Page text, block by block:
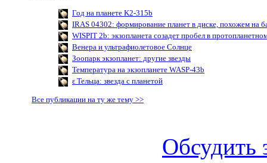
Год на планете K2-315b
IRAS 04302: формирование планет в диске, похожем на
WISPIT 2b: экзопланета созадет пробел в
Венера и ультрафиолетовое Солнце
Зоопарк экзопланет: другие звезды
Температура на экзопланете WASP-43b
ε Тельца: звезда с планетой
Все публикации на ту же тему >>
Обсудить